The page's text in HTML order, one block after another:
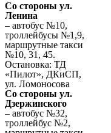
Со стороны ул.
Ленина
– автобус №10,
троллейбусы №1,9,
маршрутные такси
№10, 31, 45.
Остановка: ТД
«Пилот», ДКиСП,
ул. Ломоносова
Со стороны ул.
Дзержинского
– автобус №32,
троллейбус №2,